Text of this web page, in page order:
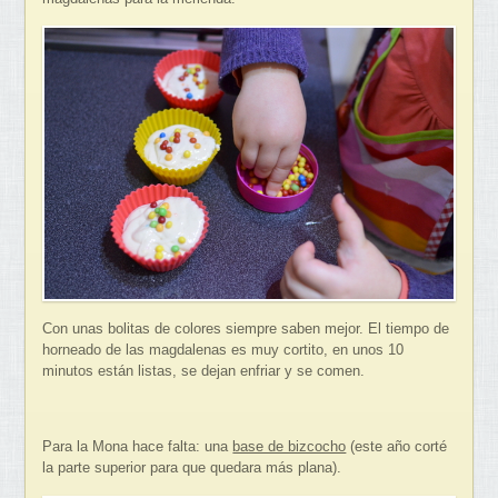
Con unas bolitas de colores siempre saben mejor. El tiempo de
horneado de las magdalenas es muy cortito, en unos 10
minutos están listas, se dejan enfriar y se comen.
Para la Mona hace falta: una base de bizcocho (este año corté
la parte superior para que quedara más plana).